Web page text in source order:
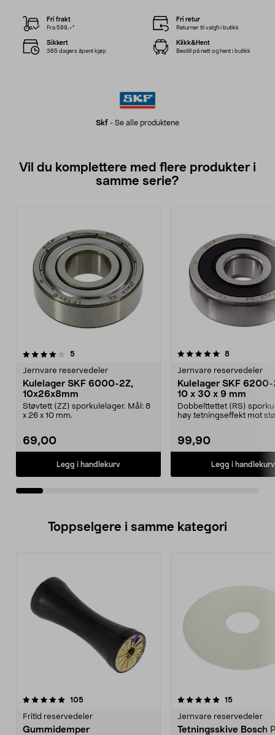
Skf - Se alle produktene
Fri frakt
Fra 599,–*
Fri retur
Returner til valgfri butikk
Sikkert
365 dagers åpent kjøp
Klikk&Hent
Bestill på nett og hent i butikk
Vil du komplettere med flere produkter i
samme serie?
5anmeldelser
Jernvare reservedeler
Kulelager SKF 6000-2Z,
10x26x8mm
Støvtett (ZZ) sporkulelager. Mål: 8
x 26 x 10 mm.
69,00
Legg i handlekurv
5.0av 5 stjerner 8anmeldelser
Jernvare reservedeler
Kulelager SKF 6200-
10 x 30 x 9 mm
Dobbelttettet (RS)
høy tetningseffekt mot
99,90
Legg i handlekurv
5.0av 5 stjerner
Toppselgere i samme kategori
105anmeldelser
Fritid reservedeler
Gummidemper
5.0 av 5 stjerner 15anmeldelser
Jernvare reservedeler
Tetningsskive Bosch
4.5 av 5 stjerner